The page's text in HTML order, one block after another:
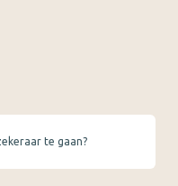
te gaan?